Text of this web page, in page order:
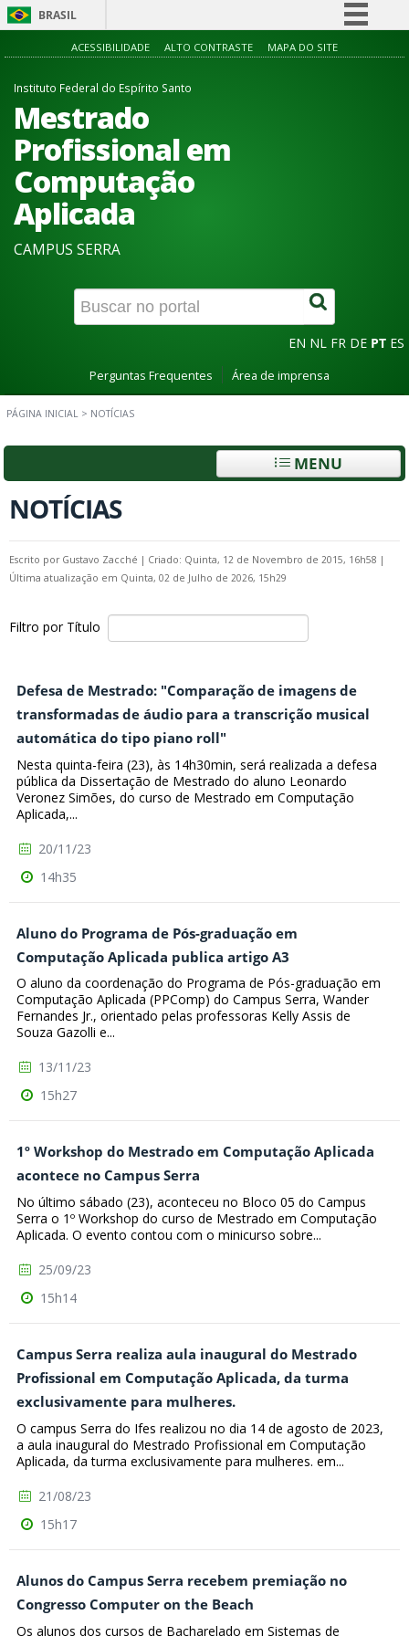
BRASIL
Simplifique!
ACESSIBILIDADE ALTO CONTRASTE MAPA DO SITE
Instituto Federal do Espírito Santo
Mestrado
Profissional em
Computação
Aplicada
CAMPUS SERRA
EN NL FR DE PT ES
Perguntas Frequentes Área de imprensa
PÁGINA INICIAL > NOTÍCIAS
MENU
NOTÍCIAS
Escrito por Gustavo Zacché | Criado: Quinta, 12 de Novembro de 2015, 16h58 |
Última atualização em Quinta, 02 de Julho de 2026, 15h29
Filtro por Título
Defesa de Mestrado: "Comparação de imagens de
transformadas de áudio para a transcrição musical
automática do tipo piano roll"
Nesta quinta-feira (23), às 14h30min, será realizada a defesa
pública da Dissertação de Mestrado do aluno Leonardo
Veronez Simões, do curso de Mestrado em Computação
Aplicada,...
20/11/23
14h35
Aluno do Programa de Pós-graduação em
Computação Aplicada publica artigo A3
O aluno da coordenação do Programa de Pós-graduação em
Computação Aplicada (PPComp) do Campus Serra, Wander
Fernandes Jr., orientado pelas professoras Kelly Assis de
Souza Gazolli e...
13/11/23
15h27
1º Workshop do Mestrado em Computação Aplicada
acontece no Campus Serra
No último sábado (23), aconteceu no Bloco 05 do Campus
Serra o 1º Workshop do curso de Mestrado em Computação
Aplicada. O evento contou com o minicurso sobre...
25/09/23
15h14
Campus Serra realiza aula inaugural do Mestrado
Profissional em Computação Aplicada, da turma
exclusivamente para mulheres.
O campus Serra do Ifes realizou no dia 14 de agosto de 2023,
a aula inaugural do Mestrado Profissional em Computação
Aplicada, da turma exclusivamente para mulheres. em...
21/08/23
15h17
Alunos do Campus Serra recebem premiação no
Congresso Computer on the Beach
Os alunos dos cursos de Bacharelado em Sistemas de